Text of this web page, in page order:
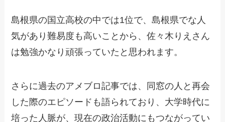
島根県の国立高校の中では1位で、島根県でな人
気があり難易度も高いことから、佐々木りえさん
は勉強かなり頑張っていたと思われます。
さらに過去のアメブロ記事では、同窓の人と再会
した際のエピソードも語られており、大学時代に
培った人脈が、現在の政治活動にもつながってい